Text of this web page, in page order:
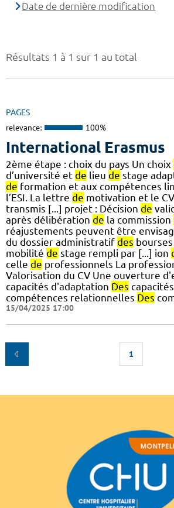
Résultats 1 à 1 sur 1 au total
PAGES
relevance: 100%
International Erasmus
2ème étape : choix du pays Un choix
d’université et de lieu de stage
de formation et aux compétences
l’ESI. La lettre de motivation et le
transmis [...] projet : Décision de
après délibération de la commission
réajustements peuvent être
du dossier administratif des
mobilité de stage rempli par [...] ion
celle de professionnels La
Valorisation du CV Une ouverture
capacités d'adaptation Des
compétences relationnelles Des
15/04/2025 17:00
1
Date de dernière modification